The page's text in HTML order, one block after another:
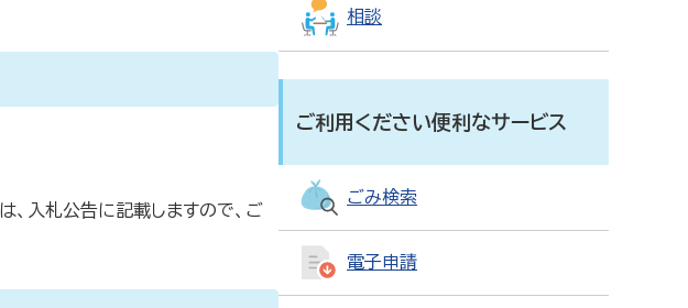
、入札公告に記載しますので、ご
相談
ご利用ください便利なサービス
ごみ検索
電子申請